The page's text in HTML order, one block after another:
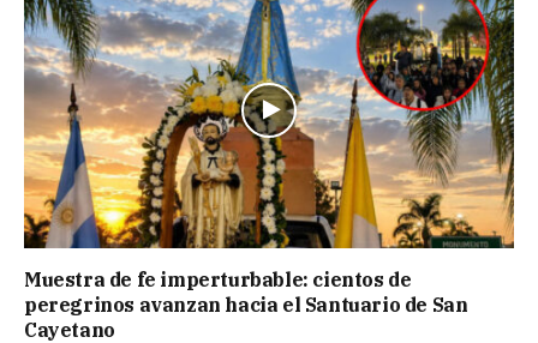
Muestra de fe imperturbable: cientos de
peregrinos avanzan hacia el Santuario de San
Cayetano